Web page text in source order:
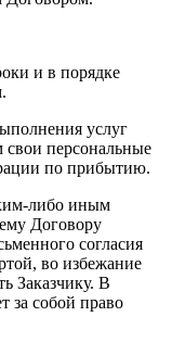
и в порядке
услуг
персональные
по прибытию.
либо иным
Договору
согласия
во избежание
Заказчику. В
за собой право